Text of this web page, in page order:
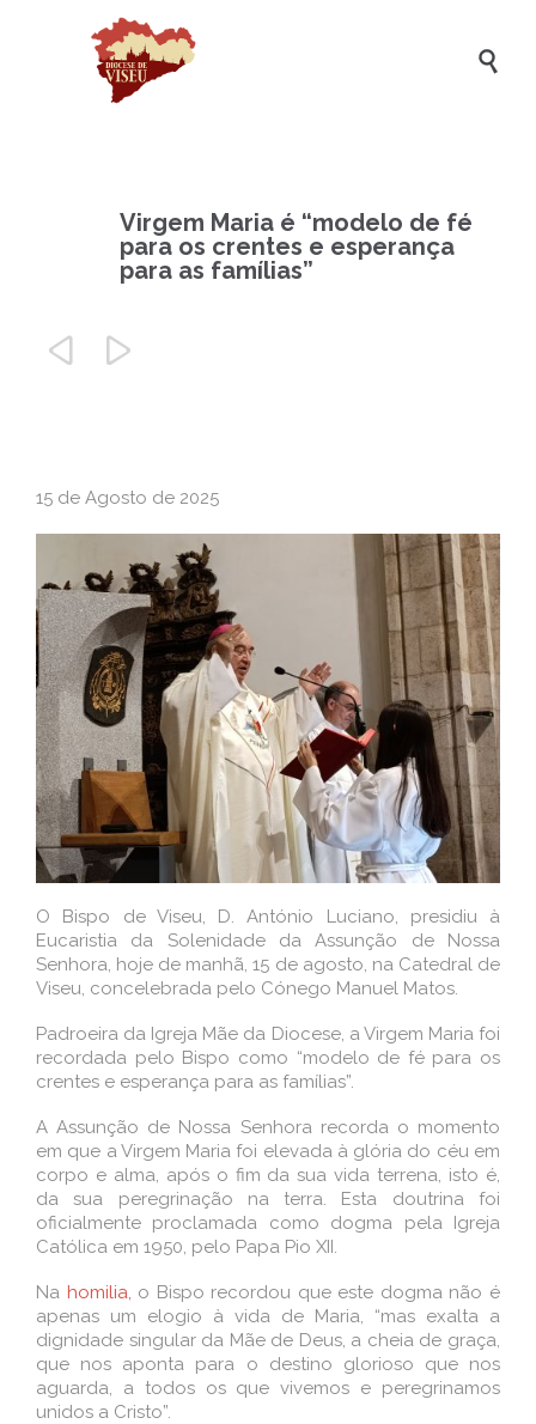

Virgem Maria é “modelo de fé
para os crentes e esperança
para as famílias”
 
15 de Agosto de 2025
O Bispo de Viseu, D. António Luciano, presidiu à
Eucaristia da Solenidade da Assunção de Nossa
Senhora, hoje de manhã, 15 de agosto, na Catedral de
Viseu, concelebrada pelo Cónego Manuel Matos.
Padroeira da Igreja Mãe da Diocese, a Virgem Maria foi
recordada pelo Bispo como “modelo de fé para os
crentes e esperança para as famílias”.
A Assunção de Nossa Senhora recorda o momento
em que a Virgem Maria foi elevada à glória do céu em
corpo e alma, após o fim da sua vida terrena, isto é,
da sua peregrinação na terra. Esta doutrina foi
oficialmente proclamada como dogma pela Igreja
Católica em 1950, pelo Papa Pio XII.
Na homilia, o Bispo recordou que este dogma não é
apenas um elogio à vida de Maria, “mas exalta a
dignidade singular da Mãe de Deus, a cheia de graça,
que nos aponta para o destino glorioso que nos
aguarda, a todos os que vivemos e peregrinamos
unidos a Cristo”.